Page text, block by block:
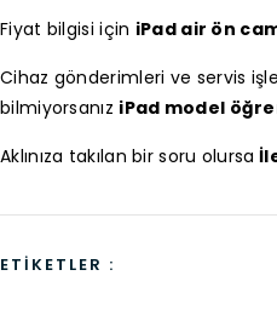
Fiyat bilgisi için iPad air ön
Cihaz gönderimleri ve servis
bilmiyorsanız iPad model
Aklınıza takılan bir soru olursa
ETIKETLER :